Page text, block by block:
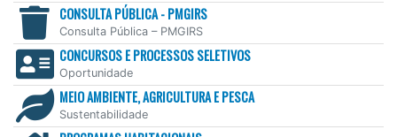
CONSULTA PÚBLICA - PMGIRS
Consulta Pública – PMGIRS
CONCURSOS E PROCESSOS SELETIVOS
Oportunidade
MEIO AMBIENTE, AGRICULTURA E PESCA
Sustentabilidade